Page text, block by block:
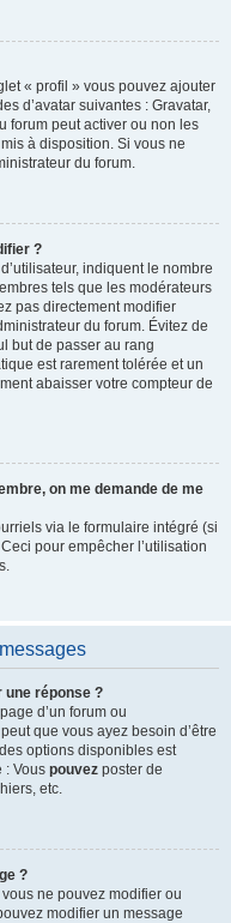
« profil » vous pouvez ajouter
d’avatar suivantes : Gravatar,
forum peut activer ou non les
à disposition. Si vous ne
du forum.
?
indiquent le nombre
tels que les modérateurs
pas directement modifier
du forum. Évitez de
but de passer au rang
est rarement tolérée et un
abaisser votre compteur de
on me demande de me
via le formulaire intégré (si
pour empêcher l’utilisation
une réponse ?
d’un forum ou
que vous ayez besoin d’être
options disponibles est
: Vous pouvez poster de
etc.
?
ne pouvez modifier ou
modifier un message